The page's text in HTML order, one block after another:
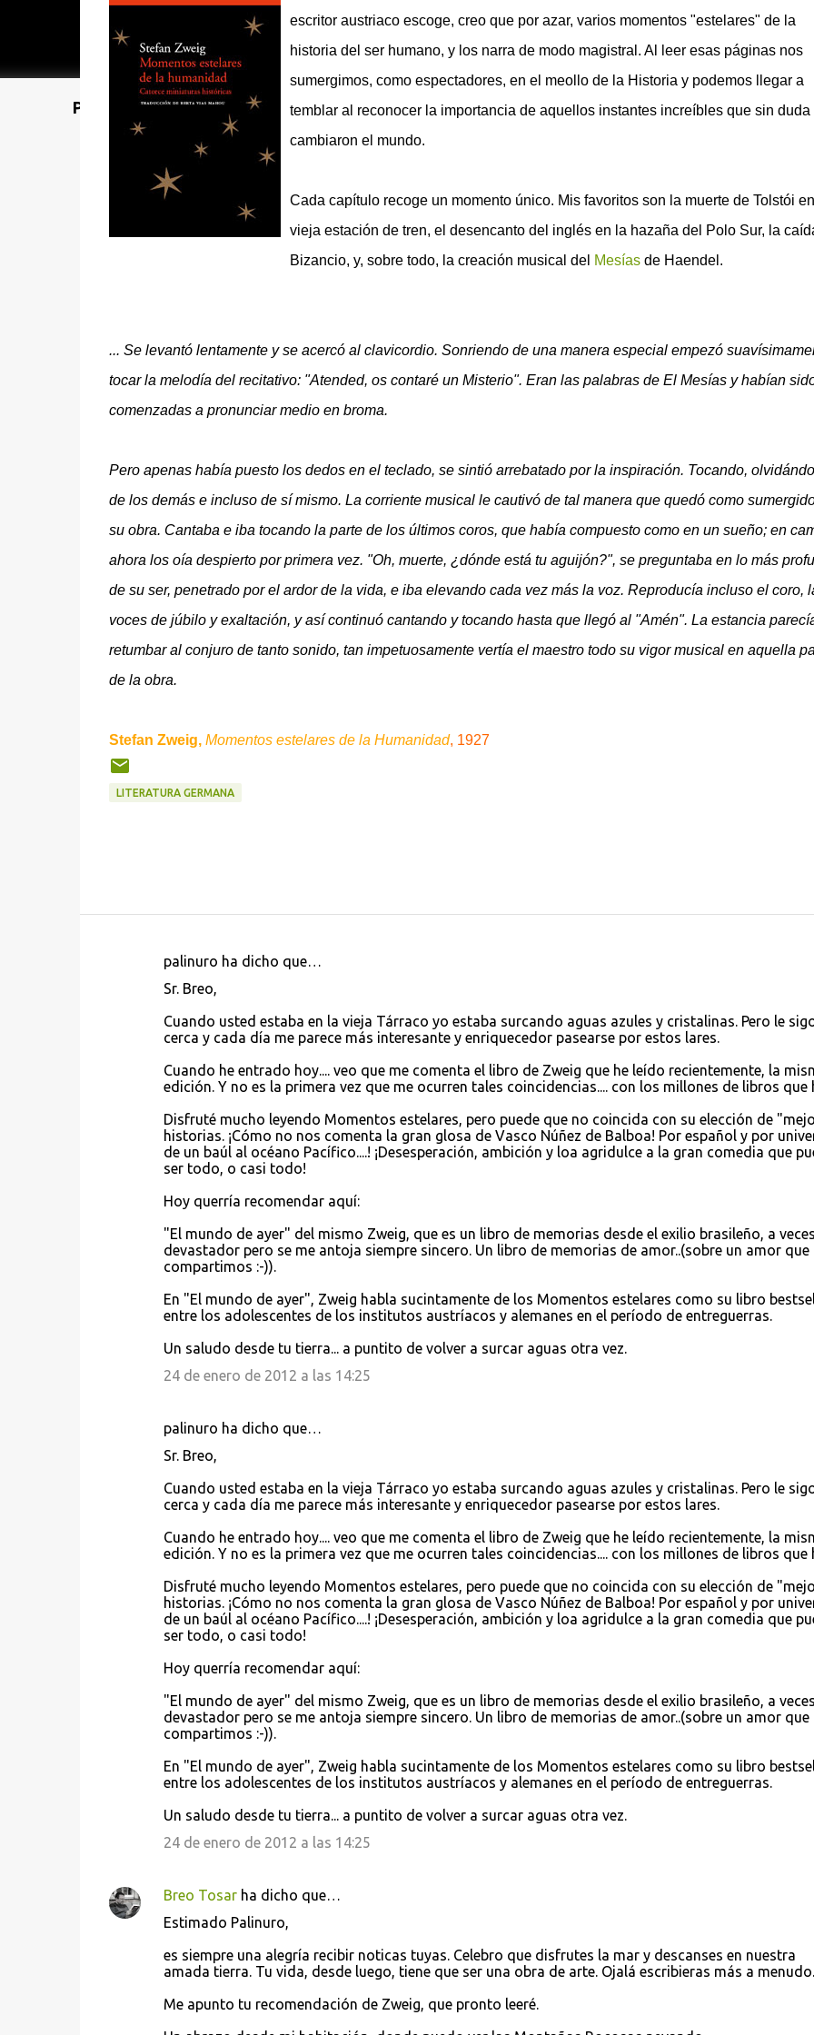
Poet's Abbey (Blog de lecturas)
escritor austriaco escoge, creo que por azar, varios momentos "estelares" de la
historia del ser humano, y los narra de modo magistral. Al leer esas páginas nos
sumergimos, como espectadores, en el meollo de la Historia y podemos llegar a
temblar al reconocer la importancia de aquellos instantes increíbles que sin duda
cambiaron el mundo.
Cada capítulo recoge un momento único. Mis favoritos son la muerte de Tolstói
vieja estación de tren, el desencanto del inglés en la hazaña del Polo Sur, la
Bizancio, y, sobre todo, la creación musical del Mesíasde Haendel.
... Se levantó lentamente y se acercó al clavicordio. Sonriendo de una manera especial empezó
tocar la melodía del recitativo: "Atended, os contaré un Misterio". Eran las palabras de El Mesías y habían
comenzadas a pronunciar medio en broma.
Pero apenas había puesto los dedos en el teclado, se sintió arrebatado por la inspiración. Tocando,
de los demás e incluso de sí mismo. La corriente musical le cautivó de tal manera que quedó como
su obra. Cantaba e iba tocando la parte de los últimos coros, que había compuesto como en un sueño; en
ahora los oía despierto por primera vez. "Oh, muerte, ¿dónde está tu aguijón?", se preguntaba en lo más
de su ser, penetrado por el ardor de la vida, e iba elevando cada vez más la voz. Reproducía incluso el coro,
voces de júbilo y exaltación, y así continuó cantando y tocando hasta que llegó al "Amén". La estancia
retumbar al conjuro de tanto sonido, tan impetuosamente vertía el maestro todo su vigor musical en aquella
de la obra.
Stefan Zweig, Momentos estelares de la Humanidad, 1927
LITERATURA GERMANA
palinuro ha dicho que…
Sr. Breo,
Cuando usted estaba en la vieja Tárraco yo estaba surcando aguas azules y cristalinas. Pero le
cerca y cada día me parece más interesante y enriquecedor pasearse por estos lares.
Cuando he entrado hoy.... veo que me comenta el libro de Zweig que he leído recientemente, la
edición. Y no es la primera vez que me ocurren tales coincidencias.... con los millones de libros que
Disfruté mucho leyendo Momentos estelares, pero puede que no coincida con su elección de
historias. ¡Cómo no nos comenta la gran glosa de Vasco Núñez de Balboa! Por español y por
de un baúl al océano Pacífico....! ¡Desesperación, ambición y loa agridulce a la gran comedia que
ser todo, o casi todo!
Hoy querría recomendar aquí:
"El mundo de ayer" del mismo Zweig, que es un libro de memorias desde el exilio brasileño, a veces
devastador pero se me antoja siempre sincero. Un libro de memorias de amor..(sobre un amor que
compartimos :-)).
En "El mundo de ayer", Zweig habla sucintamente de los Momentos estelares como su libro
entre los adolescentes de los institutos austríacos y alemanes en el período de entreguerras.
Un saludo desde tu tierra... a puntito de volver a surcar aguas otra vez.
24 de enero de 2012 a las 14:25
palinuro ha dicho que…
Sr. Breo,
Cuando usted estaba en la vieja Tárraco yo estaba surcando aguas azules y cristalinas. Pero le
cerca y cada día me parece más interesante y enriquecedor pasearse por estos lares.
Cuando he entrado hoy.... veo que me comenta el libro de Zweig que he leído recientemente, la
edición. Y no es la primera vez que me ocurren tales coincidencias.... con los millones de libros que
Disfruté mucho leyendo Momentos estelares, pero puede que no coincida con su elección de
historias. ¡Cómo no nos comenta la gran glosa de Vasco Núñez de Balboa! Por español y por
de un baúl al océano Pacífico....! ¡Desesperación, ambición y loa agridulce a la gran comedia que
ser todo, o casi todo!
Hoy querría recomendar aquí:
"El mundo de ayer" del mismo Zweig, que es un libro de memorias desde el exilio brasileño, a veces
devastador pero se me antoja siempre sincero. Un libro de memorias de amor..(sobre un amor que
compartimos :-)).
En "El mundo de ayer", Zweig habla sucintamente de los Momentos estelares como su libro
entre los adolescentes de los institutos austríacos y alemanes en el período de entreguerras.
Un saludo desde tu tierra... a puntito de volver a surcar aguas otra vez.
24 de enero de 2012 a las 14:25
Breo Tosarha dicho que…
Estimado Palinuro,
es siempre una alegría recibir noticas tuyas. Celebro que disfrutes la mar y descanses en nuestra
amada tierra. Tu vida, desde luego, tiene que ser una obra de arte. Ojalá escribieras más a menudo.
Me apunto tu recomendación de Zweig, que pronto leeré.